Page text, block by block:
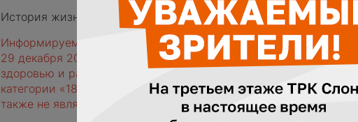
История жизни короля поп-музыки Майкла Джексона.
Информируем вас, что в соответствии с положениями части 2
29 декабря 2010 года N 436-ФЗ «О защите детей от
здоровью и развитию», кинотеатры не имеют права допускать
категории «18+» детей, не достигших возраста 18 лет.
также не является основанием для допуска детей в кинозал